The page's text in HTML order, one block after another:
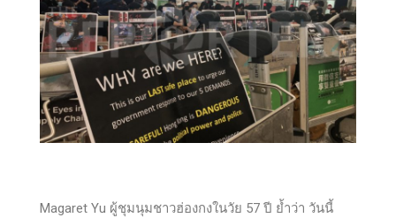
Magaret Yu ผู้ชุมนุมชาวฮ่องกงในวัย 57 ปี ย้ำว่า วันนี้